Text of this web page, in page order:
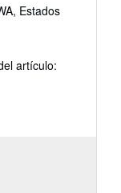
Estados
artículo: